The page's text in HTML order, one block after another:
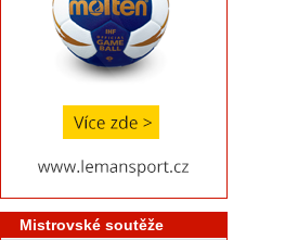
Mistrovské soutěže